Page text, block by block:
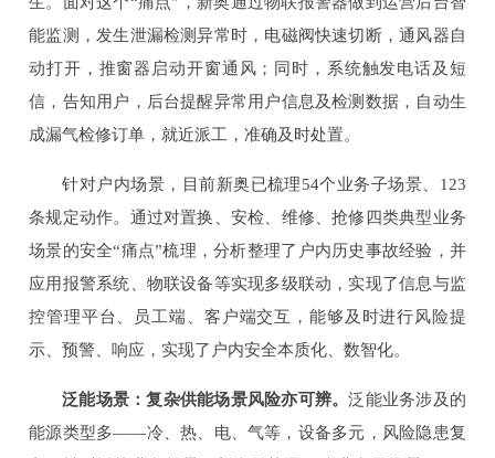
能监测，发生泄漏检测异常时，电磁阀快速切断，通风器自
动打开，推窗器启动开窗通风；同时，系统触发电话及短
信，告知用户，后台提醒异常用户信息及检测数据，自动生
成漏气检修订单，就近派工，准确及时处置。
针对户内场景，目前新奥已梳理54个业务子场景、123
条规定动作。通过对置换、安检、维修、抢修四类典型业务
场景的安全“痛点”梳理，分析整理了户内历史事故经验，并
应用报警系统、物联设备等实现多级联动，实现了信息与监
控管理平台、员工端、客户端交互，能够及时进行风险提
示、预警、响应，实现了户内安全本质化、数智化。
泛能场景：复杂供能场景风险亦可辨。泛能业务涉及的
能源类型多——冷、热、电、气等，设备多元，风险隐患复